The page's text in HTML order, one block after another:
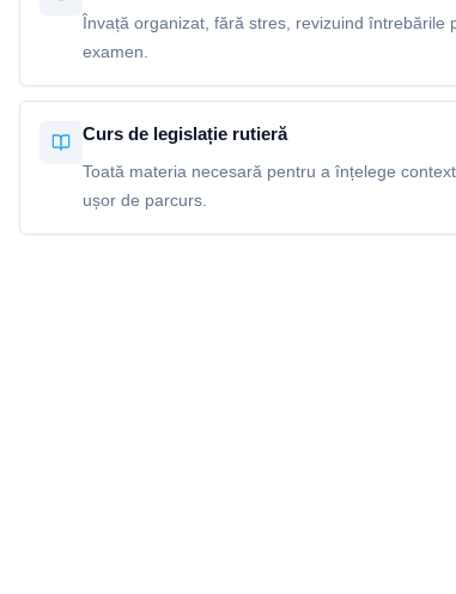
Învață organizat, fără stres, revizuind întrebările
examen.
Curs de legislație rutieră
Toată materia necesară pentru a înțelege
ușor de parcurs.